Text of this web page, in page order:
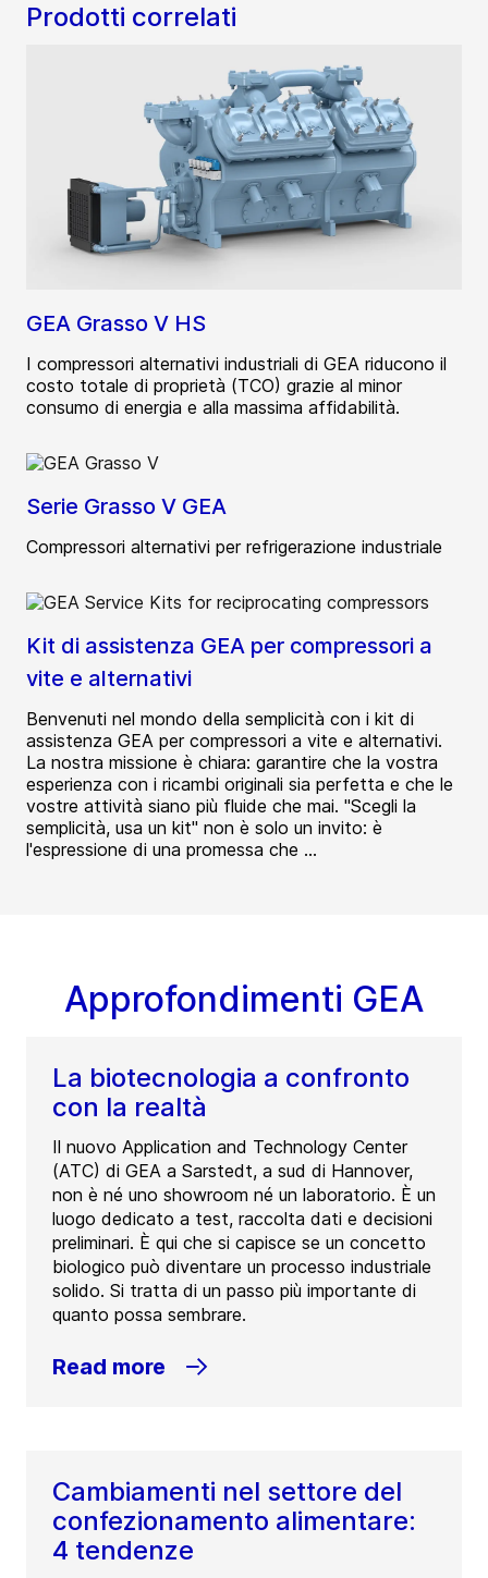
Prodotti correlati
GEA Grasso V HS
I compressori alternativi industriali di GEA riducono il
costo totale di proprietà (TCO) grazie al minor
consumo di energia e alla massima affidabilità.
Serie Grasso V GEA
Compressori alternativi per refrigerazione industriale
Kit di assistenza GEA per compressori a
vite e alternativi
Benvenuti nel mondo della semplicità con i kit di
assistenza GEA per compressori a vite e alternativi.
La nostra missione è chiara: garantire che la vostra
esperienza con i ricambi originali sia perfetta e che le
vostre attività siano più fluide che mai. "Scegli la
semplicità, usa un kit" non è solo un invito: è
l'espressione di una promessa che ...
Approfondimenti GEA
La biotecnologia a confronto
con la realtà
Il nuovo Application and Technology Center
(ATC) di GEA a Sarstedt, a sud di Hannover,
non è né uno showroom né un laboratorio. È un
luogo dedicato a test, raccolta dati e decisioni
preliminari. È qui che si capisce se un concetto
biologico può diventare un processo industriale
solido. Si tratta di un passo più importante di
quanto possa sembrare.
Read more
Cambiamenti nel settore del
confezionamento alimentare:
4 tendenze